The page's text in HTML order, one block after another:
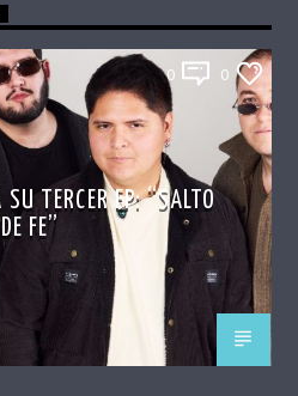
0 0
TERCER EP: “SALTO
DE FE”